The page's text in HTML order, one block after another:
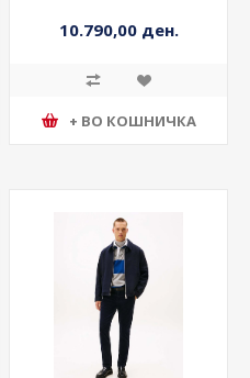
10.790,00 ден.
+ ВО КОШНИЧКА